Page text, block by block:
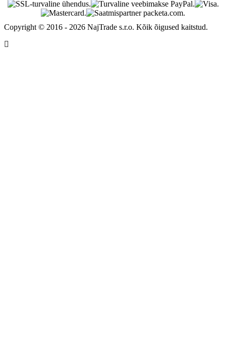
Copyright © 2016 - 2026 NajTrade s.r.o. Kõik õigused kaitstud.